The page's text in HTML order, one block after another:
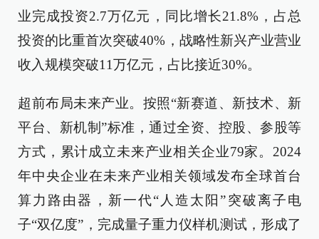
业完成投资2.7万亿元，同比增长21.8%，占总
投资的比重首次突破40%，战略性新兴产业营业
收入规模突破11万亿元，占比接近30%。
超前布局未来产业。按照“新赛道、新技术、新
平台、新机制”标准，通过全资、控股、参股等
方式，累计成立未来产业相关企业79家。2024
年中央企业在未来产业相关领域发布全球首台
算力路由器，新一代“人造太阳”突破离子电
子“双亿度”，完成量子重力仪样机测试，形成了